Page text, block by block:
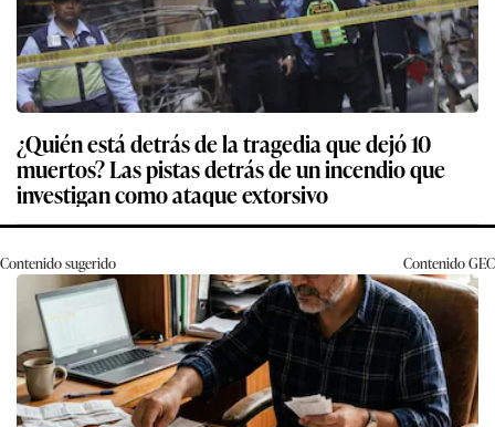
¿Quién está detrás de la tragedia que dejó 10
muertos? Las pistas detrás de un incendio que
investigan como ataque extorsivo
Contenido sugerido ContenidoGEC